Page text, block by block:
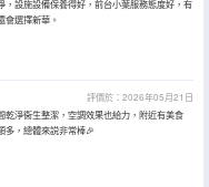
，設施設備保養得好，前台小葉服務態度好，有
會選擇新華。
評價於：2026年05月21日
乾淨衞生整潔，空調效果也給力，附近有美食
多，總體來説非常棒🎉